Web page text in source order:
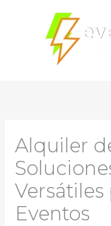
contenido
Alquiler
Eventos